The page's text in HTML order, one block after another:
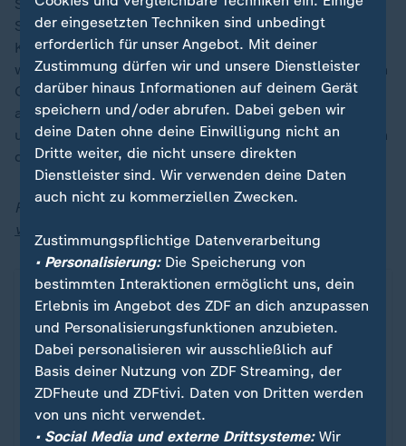
Stand der Verhandlungen und den Einfluss von
Sanktionen. Mit dabei:Russland-Korrespondent Felix
Klauser und Ökonom Benjamin Hilgenstock erklärt,
was im 17. Sanktionspaket steckt und was wirklich ein
Gamechanger wäre. Außerdem: Eine gute Nachricht
aus der Schifffahrt: Die ersten E-Methanol-Schiffe sind
unterwegs. Mai Thi Nguyen-Kim erklärt, was die gegen
die Klimakrise ins Feld führen.
Folge verpasst? Hier gibt es jederzeitalle derzeit
verfügbaren Folgen von "heute journal - der Podcast"
der eingesetzten Techniken sind unbedingt
erforderlich für unser Angebot. Mit deiner
Zustimmung dürfen wir und unsere Dienstleister
darüber hinaus Informationen auf deinem Gerät
speichern und/oder abrufen. Dabei geben wir
deine Daten ohne deine Einwilligung nicht an
Dritte weiter, die nicht unsere direkten
Dienstleister sind. Wir verwenden deine Daten
auch nicht zu kommerziellen Zwecken.
Zustimmungspflichtige Datenverarbeitung
• Personalisierung:Die Speicherung von
bestimmten Interaktionen ermöglicht uns, dein
Erlebnis im Angebot des ZDF an dich anzupassen
und Personalisierungsfunktionen anzubieten.
Dabei personalisieren wir ausschließlich auf
Basis deiner Nutzung von ZDF Streaming, der
ZDFheute und ZDFtivi. Daten von Dritten werden
von uns nicht verwendet.
• Social Media und externe Drittsysteme:Wir